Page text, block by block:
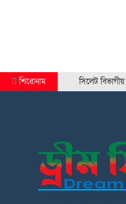
শিরোনাম সিলেট বিভাগীয়